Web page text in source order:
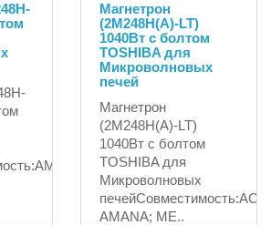
Магнетрон
(2M248H(A)-LT)
1040Вт с болтом
TOSHIBA для
Микроволновых
печей
Магнетрон
(2M248H(A)-LT)
1040Вт с болтом
TOSHIBA для
Микроволновых
печейСовместимость:ACP;
AMANA; ME..